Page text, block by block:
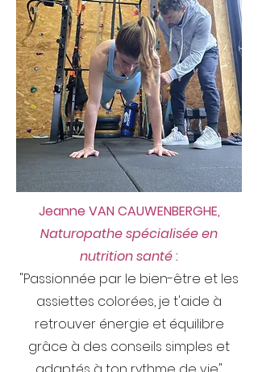
Jeanne VAN CAUWENBERGHE,
Naturopathe spécialisée en
nutrition santé:
"Passionnée par le bien-être et les
assiettes colorées, je t'aide à
retrouver énergie et équilibre
grâce à des conseils simples et